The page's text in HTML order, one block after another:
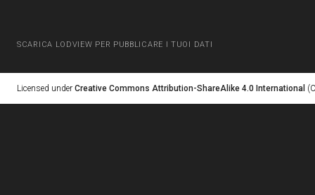
SCARICA LODVIEW PER PUBBLICARE I TUOI DATI
Licensed under Creative Commons Attribution-ShareAlike 4.0 International